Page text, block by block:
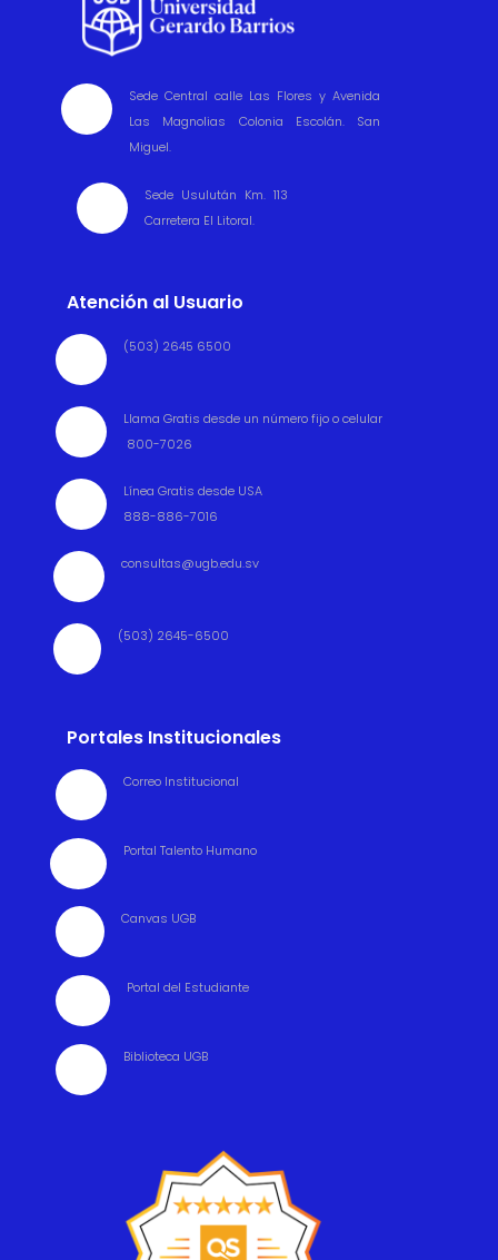
Sede Central calle Las Flores y Avenida
Las Magnolias Colonia Escolán. San
Miguel.
Sede Usulután Km. 113
Carretera El Litoral.
Atención al Usuario
(503) 2645 6500
Llama Gratis desde un número fijo o celular
800-7026
Línea Gratis desde USA
888-886-7016
consultas@ugb.edu.sv
(503) 2645-6500
Portales Institucionales
Correo Institucional
Portal Talento Humano
Canvas UGB
Portal del Estudiante
Biblioteca UGB